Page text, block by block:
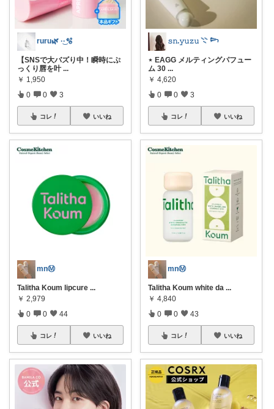
ruru🌿 ·͜·🫧
【SNSで大バズり中！瞬時にぷ
っくり唇を叶 ...
￥ 1,950
0 0 3
コレ いいね
mnⓂ︎
Talitha Koum lipcure ...
￥ 2,979
0 0 44
コレ いいね
𝚜𝚗.𝚢𝚞𝚣𝚞 𓇢 𓆸
⋆ EAGG メルティングパフュー
ム 30 ...
￥ 4,620
0 0 3
コレ いいね
mnⓂ︎
Talitha Koum white da ...
￥ 4,840
0 0 43
コレ いいね